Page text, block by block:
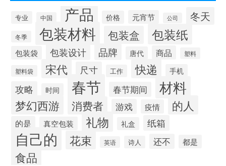
专业 中国 产品 价格 元宵节 公司 冬天
冬季 包装材料 包装盒 包装纸
包装袋 包装设计 品牌 唐代 商品 塑料
塑料袋 宋代 尺寸 工作 快递 手机
攻略 时间 春节 春节期间 材料
梦幻西游 消费者 游戏 疫情 的人
的是 真空包装 礼物 礼盒 纸箱
自己的 花束 英语 诗人 还不 都是
食品